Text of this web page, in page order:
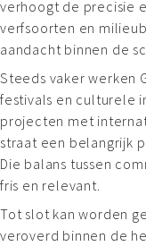
verhoogt de precisie
verfsoorten en
aandacht binnen de
Steeds vaker werken
festivals en culturele
projecten met
straat een belangrijk
Die balans tussen
fris en relevant.
Tot slot kan worden
veroverd binnen de